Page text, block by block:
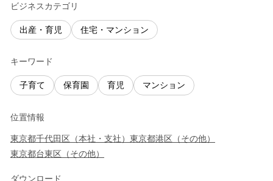
ビジネスカテゴリ
出産・育児 住宅・マンション
キーワード
子育て 保育園 育児 マンション
位置情報
東京都千代田区 （本社・支社 ） 東京都港区 （ その他）
東京都台東区 （ その他）
ダウンロード